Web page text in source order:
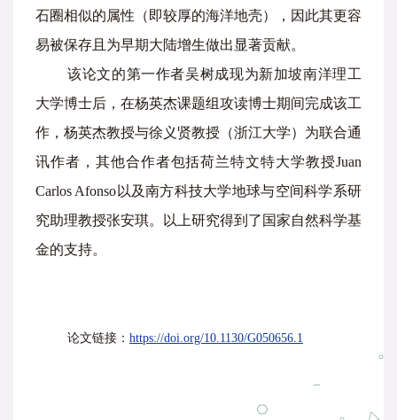
石圈相似的属性（即较厚的海洋地壳），因此其更容
易被保存且为早期大陆增生做出显著贡献。
该论文的第一作者吴树成现为新加坡南洋理工
大学博士后，在杨英杰课题组攻读博士期间完成该工
作，杨英杰教授与徐义贤教授（浙江大学）为联合通
讯作者，其他合作者包括荷兰特文特大学教授Juan
Carlos Afonso以及南方科技大学地球与空间科学系研
究助理教授张安琪。以上研究得到了国家自然科学基
金的支持。
论文链接： https://doi.org/10.1130/G050656.1